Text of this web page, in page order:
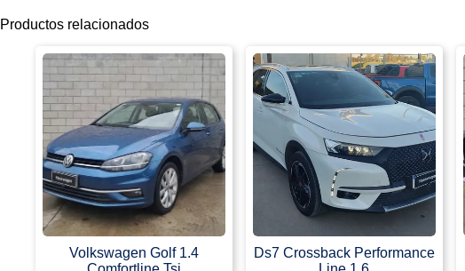
Productos relacionados
Volkswagen Golf 1.4
Ds7 Crossback Performance